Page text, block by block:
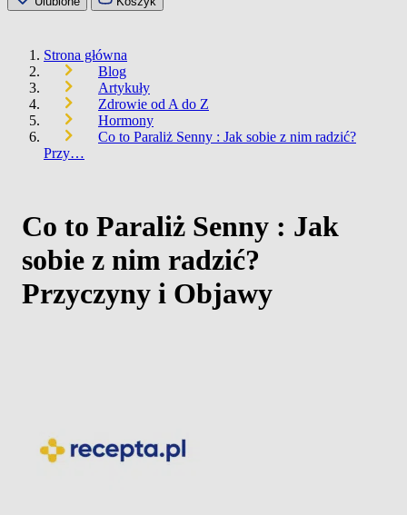
Strona główna
Blog
Artykuły
Zdrowie od A do Z
Hormony
Co to Paraliż Senny : Jak sobie z nim radzić?
Przy…
Co to Paraliż Senny : Jak
sobie z nim radzić?
Przyczyny i Objawy